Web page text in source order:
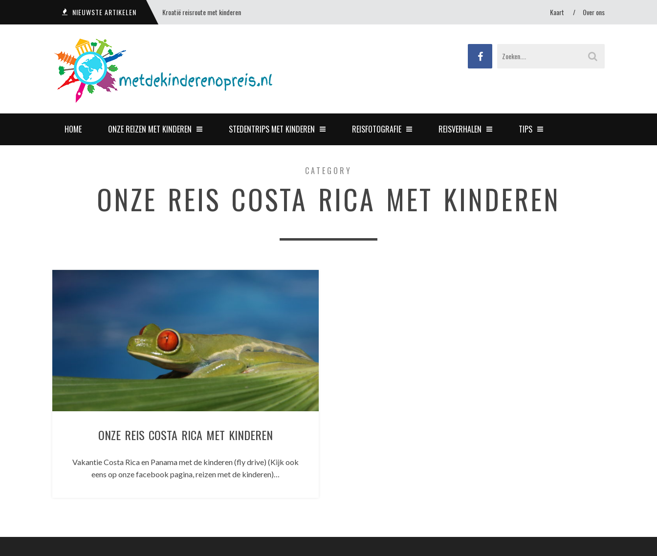
NIEUWSTE ARTIKELEN Kroatië reisroute met kinderen Kaart Over ons
HOME ONZE REIZEN MET KINDEREN STEDENTRIPS MET KINDEREN REISFOTOGRAFIE REISVERHALEN TIPS
CATEGORY
ONZE REIS COSTA RICA MET KINDEREN
ONZE REIS COSTA RICA MET KINDEREN
Vakantie Costa Rica en Panama met de kinderen (fly drive) (Kijk ook
eens op onze facebook pagina, reizen met de kinderen)…